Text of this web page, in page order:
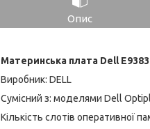
Опис
Материнська плата Dell
Виробник: DELL
Сумісний з: моделями Dell
Кількість слотів оперативної